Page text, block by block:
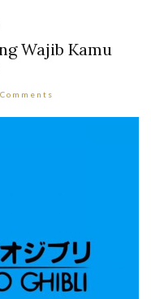
Wajib Kamu